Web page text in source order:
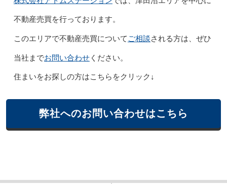
不動産売買を行っております。
このエリアで不動産売買について ご相談される方は、ぜひ
当社までお問い合わせください。
住まいをお探しの方はこちらをクリック↓
弊社へのお問い合わせはこちら